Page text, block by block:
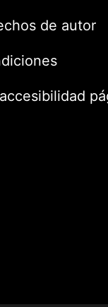
de autor